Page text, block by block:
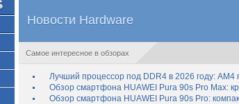
Новости Hardware
Самое интересное в обзорах
Лучший процессор под DDR4 в 2026 году: AM4
Обзор смартфона HUAWEI Pura 90s Pro Max:
Обзор смартфона HUAWEI Pura 90s Pro: